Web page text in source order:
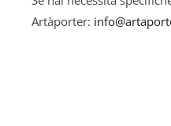
quantità
Artàporter: